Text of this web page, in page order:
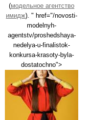
(модельное агентство
имидж). " href="/novosti-
modelnyh-
agentstv/proshedshaya-
nedelya-u-finalistok-
konkursa-krasoty-byla-
dostatochno">